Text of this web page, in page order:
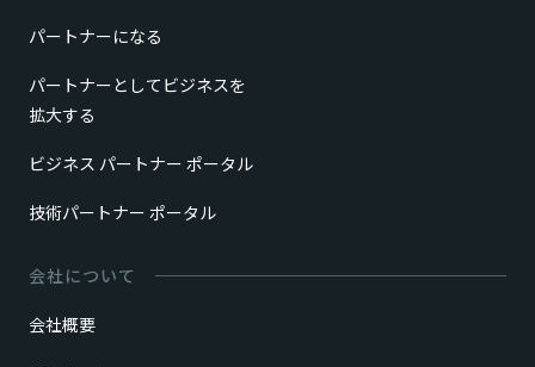
パートナーになる
パートナーとしてビジネスを
拡大する
ビジネス パートナー ポータル
技術パートナー ポータル
会社について
会社概要